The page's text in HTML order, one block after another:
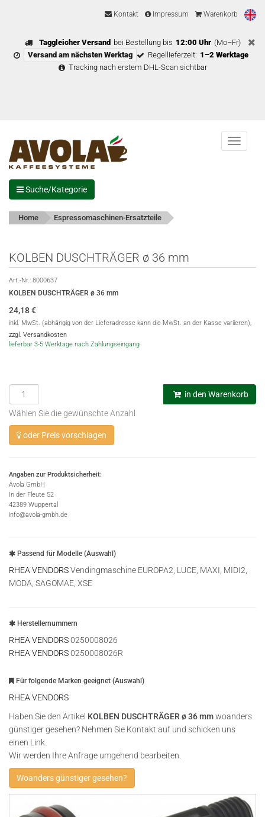
Kontakt Impressum Warenkorb
Taggleicher Versand bei Bestellung bis 12:00 Uhr (Mo–Fr)
Versand am nächsten Werktag
Regellieferzeit: 1–2 Werktage
Tracking nach erstem DHL-Scan sichtbar
Menu
Suche/Kategorie
Home Espressomaschinen-Ersatzteile
KOLBEN DUSCHTRÄGER ø 36 mm
Art.-Nr.: 8000637
KOLBEN DUSCHTRÄGER ø 36 mm
24,18€
inkl. MwSt. (abhängig von der Lieferadresse kann die MwSt. an der Kasse variieren),
zzgl. Versandkosten
lieferbar 3-5 Werktage nach Zahlungseingang
in den Warenkorb
Wählen Sie die gewünschte Anzahl
oder Preis vorschlagen
Angaben zur Produktsicherheit:
Avola GmbH
In der Fleute 52
42389 Wuppertal
info@avola-gmbh.de
Passend für Modelle (Auswahl)
RHEA VENDORSVendingmaschine EUROPA2, LUCE, MAXI, MIDI2,
MODA, SAGOMAE, XSE
Herstellernummern
RHEA VENDORS0250008026
RHEA VENDORS0250008026R
Für folgende Marken geeignet (Auswahl)
RHEA VENDORS
Haben Sie den Artikel KOLBEN DUSCHTRÄGER ø 36 mmwoanders
günstiger gesehen? Nehmen Sie Kontakt auf und schicken uns
einen Link.
Wir werden Ihre Anfrage umgehend bearbeiten.
Woanders günstiger gesehen?